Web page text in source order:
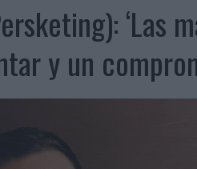
UNA EXPERIENCIA DE MARCA EN IBIZA
LAS MARCAS
IA
LA INFANCIA EN SU ESTRATEGIA
‘Las
y un